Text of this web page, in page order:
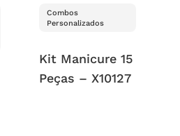
Combos
Personalizados
Kit Manicure 15
Peças – X10127